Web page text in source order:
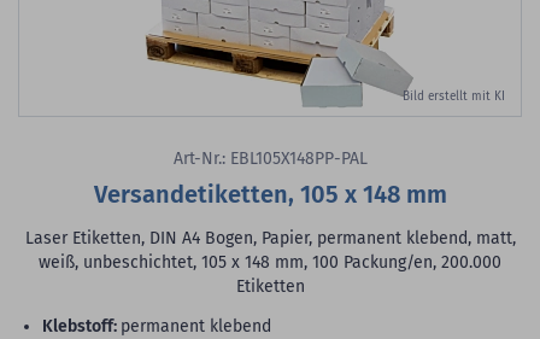
Bild erstellt mit KI
Art-Nr.: EBL105X148PP-PAL
Versandetiketten, 105 x 148 mm
Laser Etiketten, DIN A4 Bogen, Papier, permanent klebend, matt,
weiß, unbeschichtet, 105 x 148 mm, 100 Packung/en, 200.000
Etiketten
Klebstoff: permanent klebend